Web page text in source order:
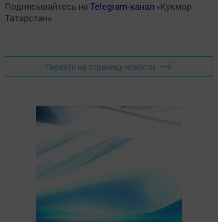
Подписывайтесь на Telegram-канал «Кукмор
Татарстан»
Перейти на страницу новости